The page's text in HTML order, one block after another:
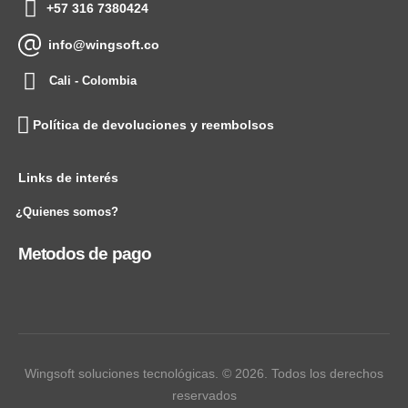
+57 316 7380424
info@wingsoft.co
Cali - Colombia
Política de devoluciones y reembolsos
Links de interés
¿Quienes somos?
Metodos de pago
Wingsoft soluciones tecnológicas. © 2026. Todos los derechos
reservados